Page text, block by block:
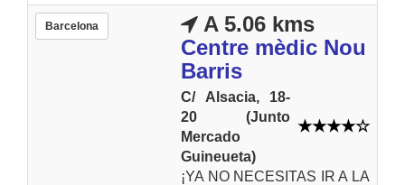
Barcelona
A 5.06 kms
Centre mèdic Nou
Barris
C/ Alsacia, 18-
20 (Junto
Mercado
Guineueta)
¡YA NO NECESITAS IR A LA